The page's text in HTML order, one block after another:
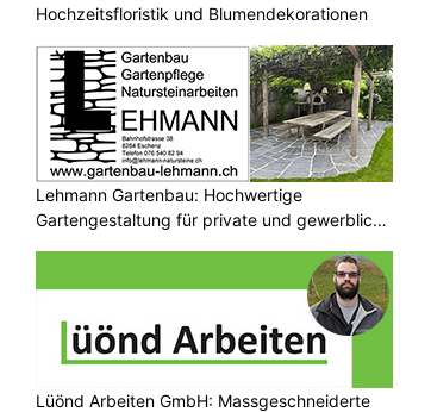
Hochzeitsfloristik und Blumendekorationen
Lehmann Gartenbau: Hochwertige
Gartengestaltung für private und gewerbliche
Lüönd Arbeiten GmbH: Massgeschneiderte